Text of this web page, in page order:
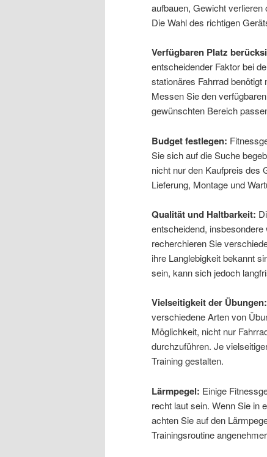
aufbauen, Gewicht
Die Wahl des richtigen
Verfügbaren Platz
entscheidender Faktor bei
stationäres Fahrrad
Messen Sie den
gewünschten Bereich
Budget festlegen:
Sie sich auf die Suche
nicht nur den Kaufpreis des
Lieferung, Montage und
Qualität und Haltbarkeit:
entscheidend,
recherchieren Sie
ihre Langlebigkeit bekannt
sein, kann sich jedoch
Vielseitigkeit der Übungen:
verschiedene Arten von
Möglichkeit, nicht nur
durchzuführen. Je
Training gestalten.
Lärmpegel: Einige
recht laut sein. Wenn Sie in
achten Sie auf den
Trainingsroutine